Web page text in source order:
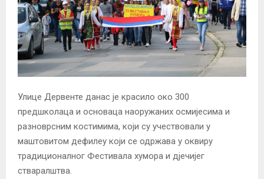
Улице Дервенте данас је красило око 300
предшколаца и основаца наоружаних осмијесима и
разноврсним костимима, који су учествовали у
маштовитом дефилеу који се одржава у оквиру
традиционалног Фестивала хумора и дјечијег
стваралштва.